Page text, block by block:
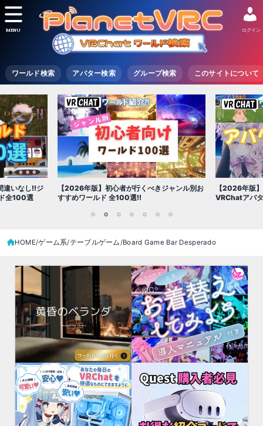
ワールド検索 アバター検索 グループ検索 このサイトについて
ログイン
MENU
くべきジャンル別お
!!
【2026年版】初心者必見!!無料で使える
VRChatアバター（アバターワールド紹介）
【
世界
HOME ゲーム系 テーブルゲーム Board Game Bar Desperado